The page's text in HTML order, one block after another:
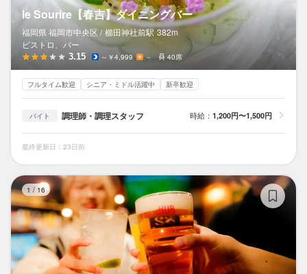
le Sourire【春吉】ダイニングバー
福岡県 福岡市中央区 / 櫛田神社前駅 382m
ビストロ、バー
3.15 ～￥4,999 － 40席
フルタイム歓迎 シニア・ミドル活躍中 新卒歓迎
バイト 調理師・調理スタッフ 時給： 1,200円〜1,500円
最終更新日：23日前
1 / 16